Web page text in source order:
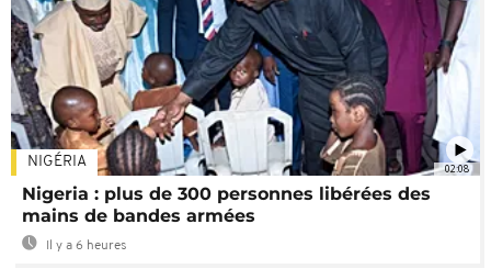
02:08
NIGÉRIA
Nigeria : plus de 300 personnes libérées des
mains de bandes armées
Il y a 6 heures